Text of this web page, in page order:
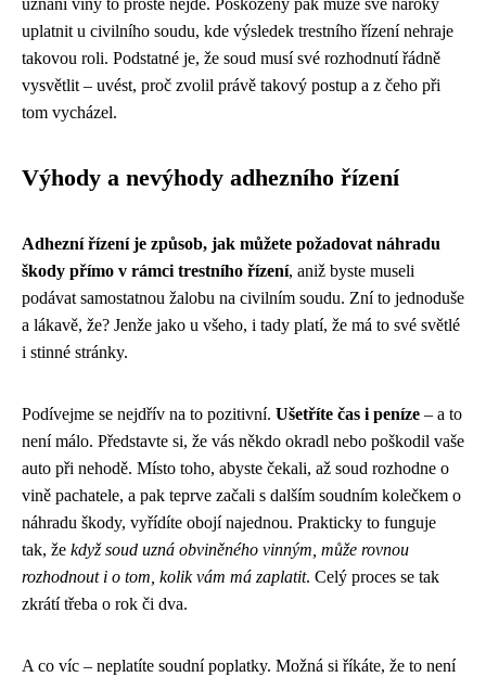
uznání viny to prostě nejde. Poškozený pak může své nároky
uplatnit u civilního soudu, kde výsledek trestního řízení nehraje
takovou roli. Podstatné je, že soud musí své rozhodnutí řádně
vysvětlit – uvést, proč zvolil právě takový postup a z čeho při
tom vycházel.
Výhody a nevýhody adhezního řízení
Adhezní řízení je způsob, jak můžete požadovat náhradu
škody přímo v rámci trestního řízení, aniž byste museli
podávat samostatnou žalobu na civilním soudu. Zní to jednoduše
a lákavě, že? Jenže jako u všeho, i tady platí, že má to své světlé
i stinné stránky.
Podívejme se nejdřív na to pozitivní. Ušetříte čas i peníze – a to
není málo. Představte si, že vás někdo okradl nebo poškodil vaše
auto při nehodě. Místo toho, abyste čekali, až soud rozhodne o
vině pachatele, a pak teprve začali s dalším soudním kolečkem o
náhradu škody, vyřídíte obojí najednou. Prakticky to funguje
tak, že když soud uzná obviněného vinným, může rovnou
rozhodnout i o tom, kolik vám má zaplatit. Celý proces se tak
zkrátí třeba o rok či dva.
A co víc – neplatíte soudní poplatky. Možná si říkáte, že to není